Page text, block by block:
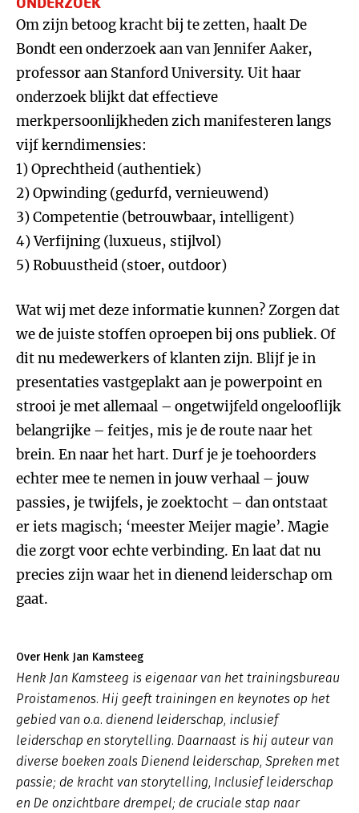
Om zijn betoog kracht bij te zetten, haalt De
Bondt een onderzoek aan van Jennifer Aaker,
professor aan Stanford University. Uit haar
onderzoek blijkt dat effectieve
merkpersoonlijkheden zich manifesteren langs
vijf kerndimensies:
1) Oprechtheid (authentiek)
2) Opwinding (gedurfd, vernieuwend)
3) Competentie (betrouwbaar, intelligent)
4) Verfijning (luxueus, stijlvol)
5) Robuustheid (stoer, outdoor)
Wat wij met deze informatie kunnen? Zorgen dat
we de juiste stoffen oproepen bij ons publiek. Of
dit nu medewerkers of klanten zijn. Blijf je in
presentaties vastgeplakt aan je powerpoint en
strooi je met allemaal – ongetwijfeld ongelooflijk
belangrijke – feitjes, mis je de route naar het
brein. En naar het hart. Durf je je toehoorders
echter mee te nemen in jouw verhaal – jouw
passies, je twijfels, je zoektocht – dan ontstaat
er iets magisch; ‘meester Meijer magie’. Magie
die zorgt voor echte verbinding. En laat dat nu
precies zijn waar het in dienend leiderschap om
gaat.
Over Henk Jan Kamsteeg
Henk Jan Kamsteeg is eigenaar van het trainingsbureau
Proistamenos. Hij geeft trainingen en keynotes op het
gebied van o.a. dienend leiderschap, inclusief
leiderschap en storytelling. Daarnaast is hij auteur van
diverse boeken zoals Dienend leiderschap, Spreken met
passie; de kracht van storytelling, Inclusief leiderschap
en De onzichtbare drempel; de cruciale stap naar